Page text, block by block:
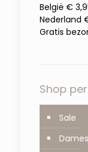
België €
Nederland
Gratis
Shop
Sale
Dames